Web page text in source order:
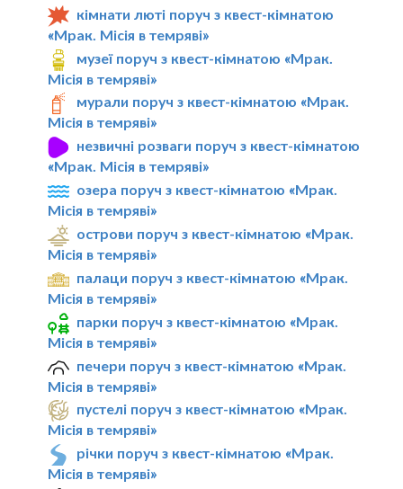
кімнати люті поруч з квест-кімнатою
«Мрак. Мiсiя в темрявi»
музеї поруч з квест-кімнатою «Мрак.
Мiсiя в темрявi»
мурали поруч з квест-кімнатою «Мрак.
Мiсiя в темрявi»
незвичні розваги поруч з квест-кімнатою
«Мрак. Мiсiя в темрявi»
озера поруч з квест-кімнатою «Мрак.
Мiсiя в темрявi»
острови поруч з квест-кімнатою «Мрак.
Мiсiя в темрявi»
палаци поруч з квест-кімнатою «Мрак.
Мiсiя в темрявi»
парки поруч з квест-кімнатою «Мрак.
Мiсiя в темрявi»
печери поруч з квест-кімнатою «Мрак.
Мiсiя в темрявi»
пустелі поруч з квест-кімнатою «Мрак.
Мiсiя в темрявi»
річки поруч з квест-кімнатою «Мрак.
Мiсiя в темрявi»